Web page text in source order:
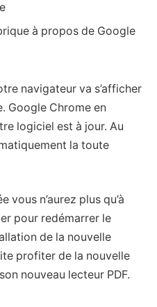
à propos de Google
navigateur va s’afficher
Google Chrome en
logiciel est à jour. Au
la toute
vous n’aurez plus qu’à
pour redémarrer le
de la nouvelle
profiter de la nouvelle
nouveau lecteur PDF.